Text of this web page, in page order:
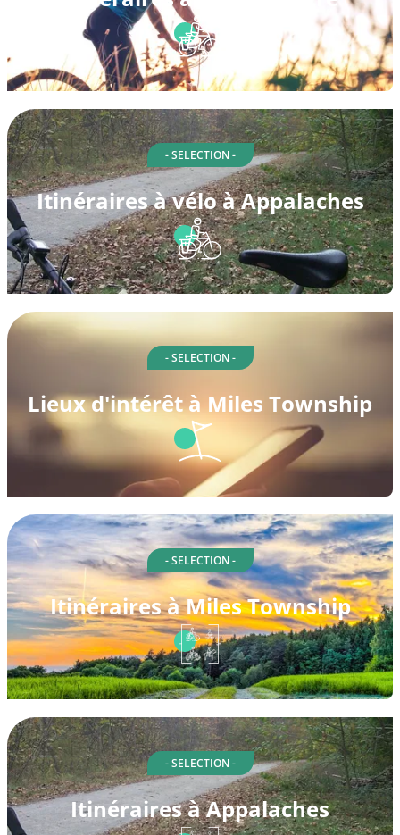
- SELECTION -
Itinéraires à vélo à Appalaches
- SELECTION -
Lieux d'intérêt à Miles Township
- SELECTION -
Itinéraires à Miles Township
- SELECTION -
Itinéraires à Appalaches